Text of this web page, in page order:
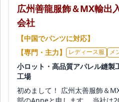
広州善龍服飾＆MX輸出
会社
【中国でパンツに対応】
【専門・主力】
レディース服 メ
小ロット・高品質アパレル縫製
工場
初めまして！ 広州太善服飾＆
部のAnneと申します。 当社は